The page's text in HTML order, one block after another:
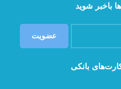
باخبر شوید
بانکی